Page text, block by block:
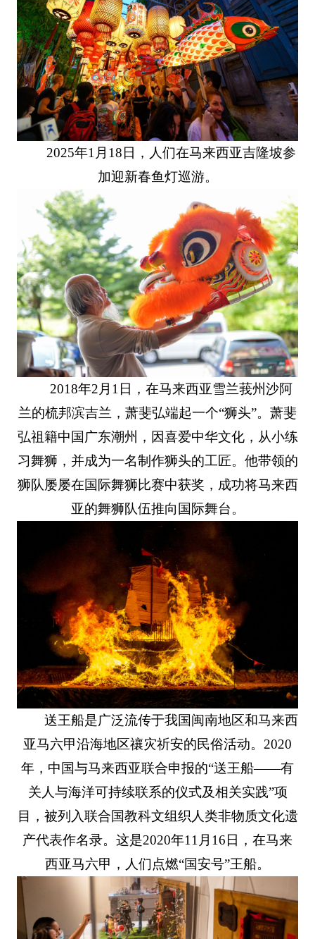
2025年1月18日，人们在马来西亚吉隆坡参
加迎新春鱼灯巡游。
2018年2月1日，在马来西亚雪兰莪州沙阿
兰的梳邦滨吉兰，萧斐弘端起一个“狮头”。萧斐
弘祖籍中国广东潮州，因喜爱中华文化，从小练
习舞狮，并成为一名制作狮头的工匠。他带领的
狮队屡屡在国际舞狮比赛中获奖，成功将马来西
亚的舞狮队伍推向国际舞台。
送王船是广泛流传于我国闽南地区和马来西
亚马六甲沿海地区禳灾祈安的民俗活动。2020
年，中国与马来西亚联合申报的“送王船——有
关人与海洋可持续联系的仪式及相关实践”项
目，被列入联合国教科文组织人类非物质文化遗
产代表作名录。这是2020年11月16日，在马来
西亚马六甲，人们点燃“国安号”王船。